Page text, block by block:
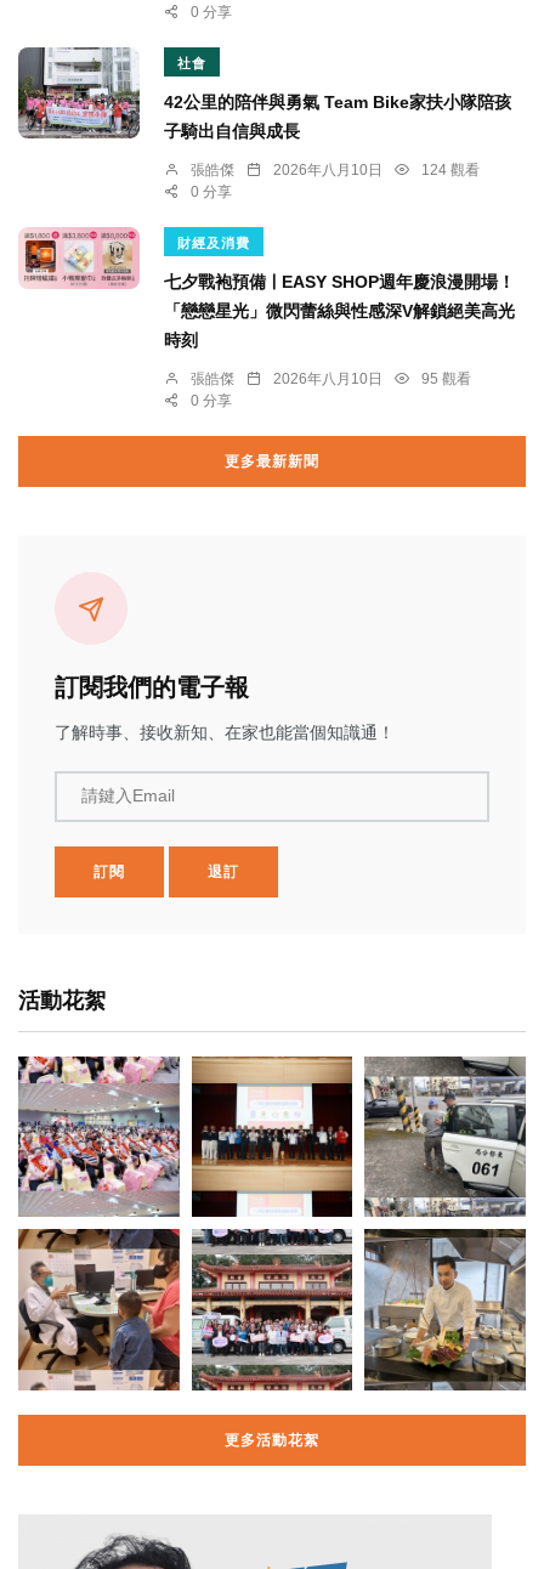
0 分享
社會
42公里的陪伴與勇氣 Team Bike家扶小隊陪孩
子騎出自信與成長
張皓傑 2026年八月10日
124 觀看
0 分享
財經及消費
七夕戰袍預備ￜEASY SHOP週年慶浪漫開場！
「戀戀星光」微閃蕾絲與性感深V解鎖絕美高光
時刻
張皓傑 2026年八月10日
95 觀看
0 分享
更多最新新聞
訂閱我們的電子報
了解時事、接收新知、在家也能當個知識通！
請鍵入Email
訂閱 退訂
活動花絮
更多活動花絮